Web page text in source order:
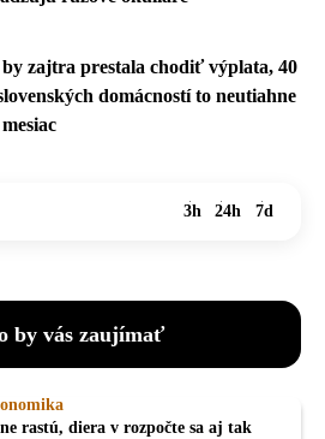
zajtra prestala chodiť výplata, 40
domácností to neutiahne
3h 24h 7d
by vás zaujímať
rastú, diera v rozpočte sa aj tak